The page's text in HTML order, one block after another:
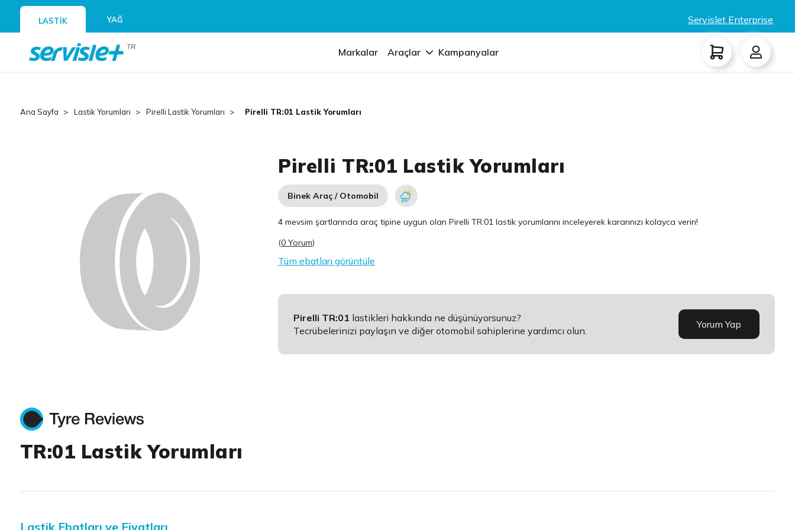
LASTİK YAĞ Servislet Enterprise
TR Markalar Araçlar Kampanyalar
Ana Sayfa Lastik Yorumları Pirelli Lastik Yorumları Pirelli TR:01 Lastik Yorumları
Pirelli TR:01 Lastik Yorumları
Binek Araç / Otomobil
4 mevsim şartlarında araç tipine uygun olanPirelli TR:01 lastik yorumlarını inceleyerek kararınızı kolayca verin!
(0 Yorum)
Tüm ebatları görüntüle
Pirelli TR:01 lastikleri hakkında ne düşünüyorsunuz?
Tecrübelerinizi paylaşın ve diğer otomobil sahiplerine yardımcı olun.
Yorum Yap
TR:01 Lastik Yorumları
Lastik Ebatları ve Fiyatları